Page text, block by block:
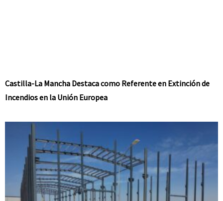
Castilla-La Mancha Destaca como Referente en Extinción de
Incendios en la Unión Europea